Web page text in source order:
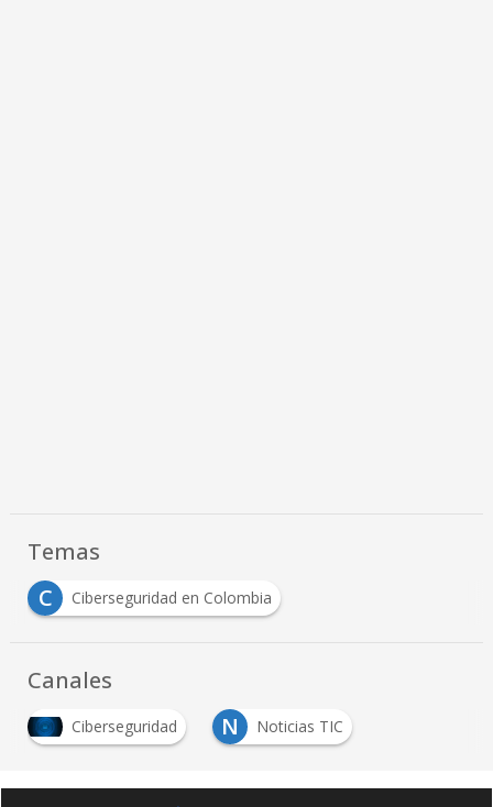
Temas
C
Ciberseguridad en Colombia
Canales
Ciberseguridad N Noticias TIC